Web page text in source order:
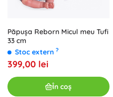
Păpușa Reborn Micul meu Tufi
33 cm
Stoc extern ?
399,00 lei
În coș